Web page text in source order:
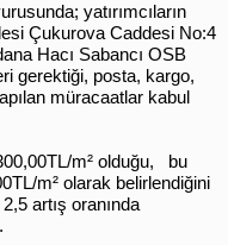
yatırımcıların
Çukurova Caddesi No:4
Hacı Sabancı OSB
gerektiği, posta, kargo,
müracaatlar kabul
m² olduğu, bu
m² olarak belirlendiğini
artış oranında